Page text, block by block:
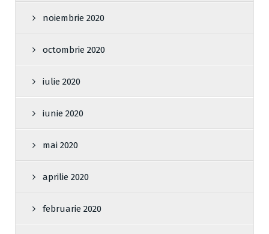
noiembrie 2020
octombrie 2020
iulie 2020
iunie 2020
mai 2020
aprilie 2020
februarie 2020